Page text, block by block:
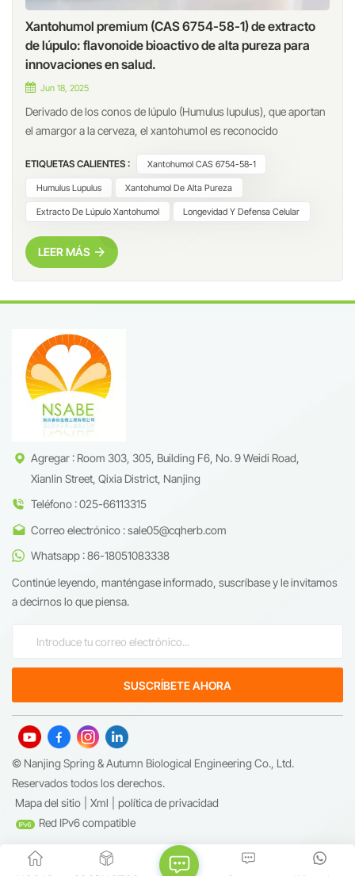
Xantohumol premium (CAS 6754-58-1) de extracto
de lúpulo: flavonoide bioactivo de alta pureza para
innovaciones en salud.
Jun 18, 2025
Derivado de los conos de lúpulo (Humulus lupulus), que aportan
el amargor a la cerveza, el xantohumol es reconocido
versátiles de la naturaleza. Con más de 300 estudios preclínicos
que validan sus efectos polifarmacológicos, el xantohumol de
alta pureza al 98 % (CAS 6754-58-1) de Nanjing Spring &
soluciones de última generación para el síndrome metabólico, el
envejecimiento saludable y la inflamación crónica.1. El
xantohumol?Los extractos de lúpulo crudo contienen
ETIQUETAS CALIENTES : Xantohumol CAS 6754-58-1
Humulus Lupulus Xantohumol De Alta Pureza
Extracto De Lúpulo Xantohumol Longevidad Y Defensa Celular
LEER MÁS
Agregar : Room 303, 305, Building F6, No. 9 Weidi Road,
Xianlin Street, Qixia District, Nanjing
Teléfono : 025-66113315
Correo electrónico : sale05@cqherb.com
Whatsapp : 86-18051083338
Continúe leyendo, manténgase informado, suscríbase y le invitamos
a decirnos lo que piensa.
© Nanjing Spring & Autumn Biological Engineering Co., Ltd.
Reservados todos los derechos.
Mapa del sitio
Xml
política de privacidad
Red IPv6 compatible